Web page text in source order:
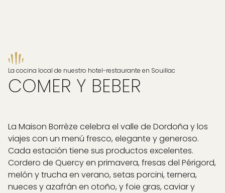
La cocina local de nuestro hotel-restaurante en Souillac
COMER Y BEBER
La Maison Borrèze celebra el valle de Dordoña y los
viajes con un menú fresco, elegante y generoso.
Cada estación tiene sus productos excelentes.
Cordero de Quercy en primavera, fresas del Périgord,
melón y trucha en verano, setas porcini, ternera,
nueces y azafrán en otoño, y foie gras, caviar y